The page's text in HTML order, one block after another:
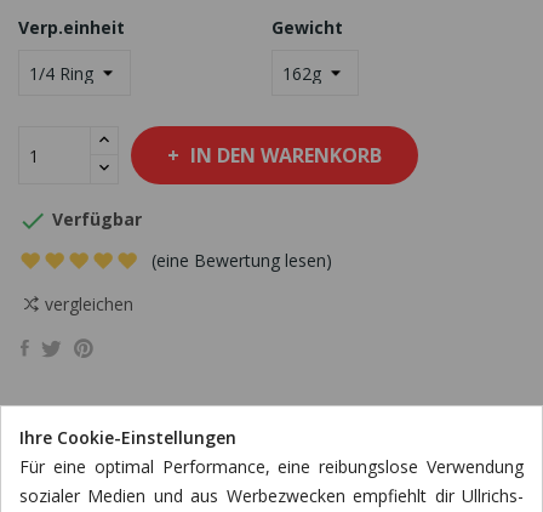
Verp.einheit Gewicht
IN DEN WARENKORB
 Verfügbar
(eine Bewertung lesen)
vergleichen
BESCHREIBUNG
Ihre Cookie-Einstellungen
Für eine optimal Performance, eine reibungslose Verwendung
sozialer Medien und aus Werbezwecken empfiehlt dir Ullrichs-